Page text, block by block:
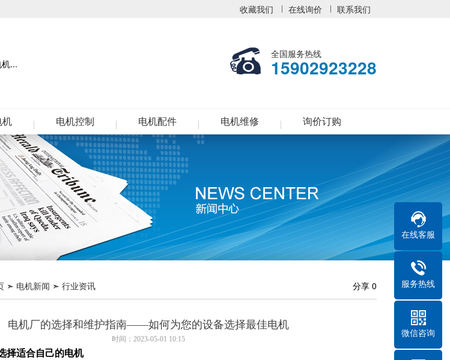
收藏我们 在线询价 联系我们
...
全国服务热线
15902923228
机 电机控制 电机配件 电机维修 询价订购
➣ 电机新闻 ➣ 行业资讯 分享 0
电机厂的选择和维护指南——如何为您的设备选择最佳电机
时间：2023-05-01 10:15
择适合自己的电机
在线客服
服务热线
微信咨询